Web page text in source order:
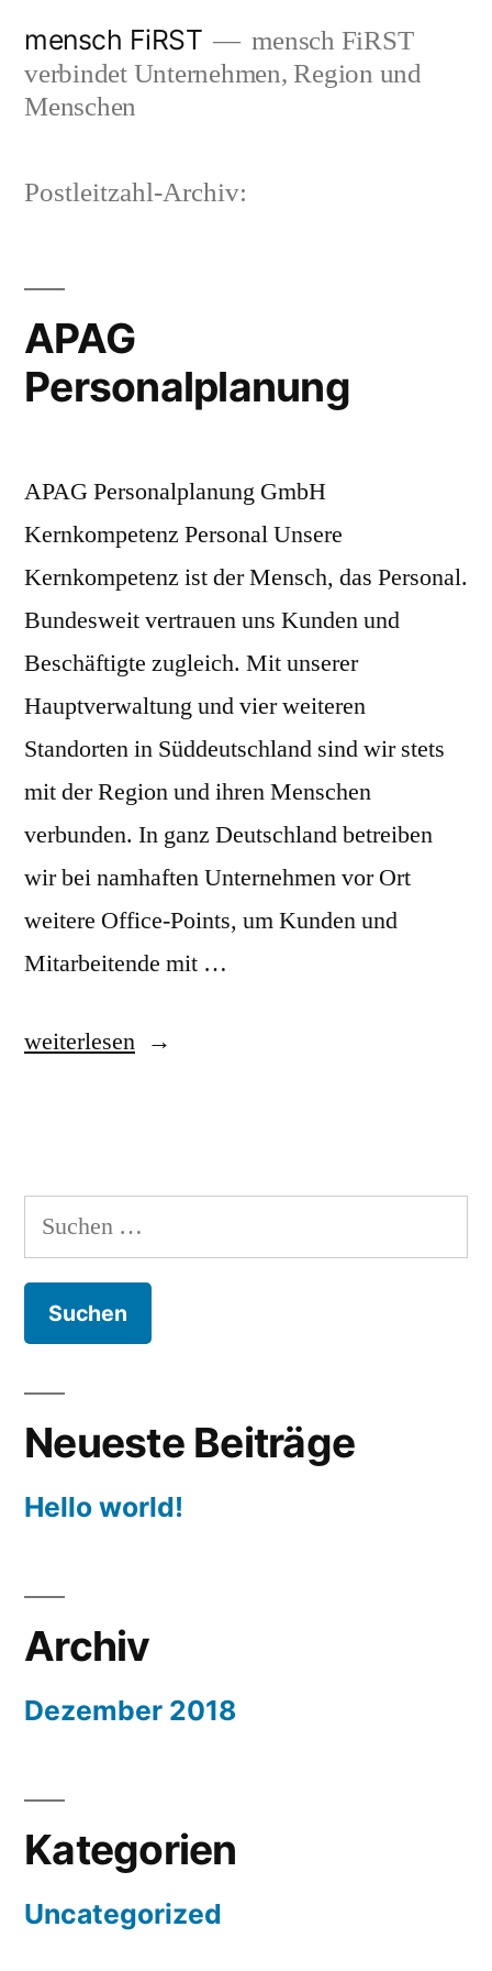
Inhalt
springen
mensch FiRST
mensch FiRST
verbindet Unternehmen, Region und
Menschen
Postleitzahl-Archiv:
APAG
Personalplanung
APAG Personalplanung GmbH
Kernkompetenz Personal Unsere
Kernkompetenz ist der Mensch, das Personal.
Bundesweit vertrauen uns Kunden und
Beschäftigte zugleich. Mit unserer
Hauptverwaltung und vier weiteren
Standorten in Süddeutschland sind wir stets
mit der Region und ihren Menschen
verbunden. In ganz Deutschland betreiben
wir bei namhaften Unternehmen vor Ort
weitere Office-Points, um Kunden und
Mitarbeitende mit …
„APAG
weiterlesen
Suchen
nach:
Neueste Beiträge
Hello world!
Archiv
Dezember 2018
Kategorien
Uncategorized